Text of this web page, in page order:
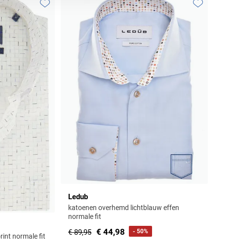
normale fit
Toevoegen aan favorieten
Ledub
katoenen overhemd lichtblauw effen
normale fit
€ 89,95 € 44,98 - 50%